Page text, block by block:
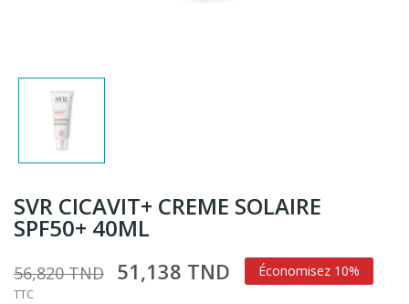
SVR CICAVIT+ CREME SOLAIRE
SPF50+ 40ML
56,820 TND 51,138 TND Économisez 10%
TTC